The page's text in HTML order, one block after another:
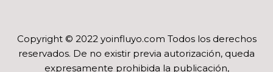
Copyright © 2022 yoinfluyo.com Todos los derechos
reservados. De no existir previa autorización, queda
expresamente prohibida la publicación,